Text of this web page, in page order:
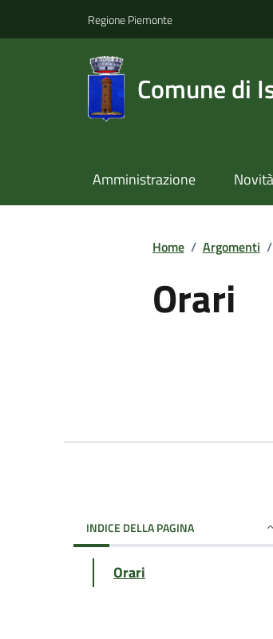
Regione Piemonte
Comune di
Amministrazione Novità
Home / Argomenti /
Orari
INDICE DELLA PAGINA
Orari